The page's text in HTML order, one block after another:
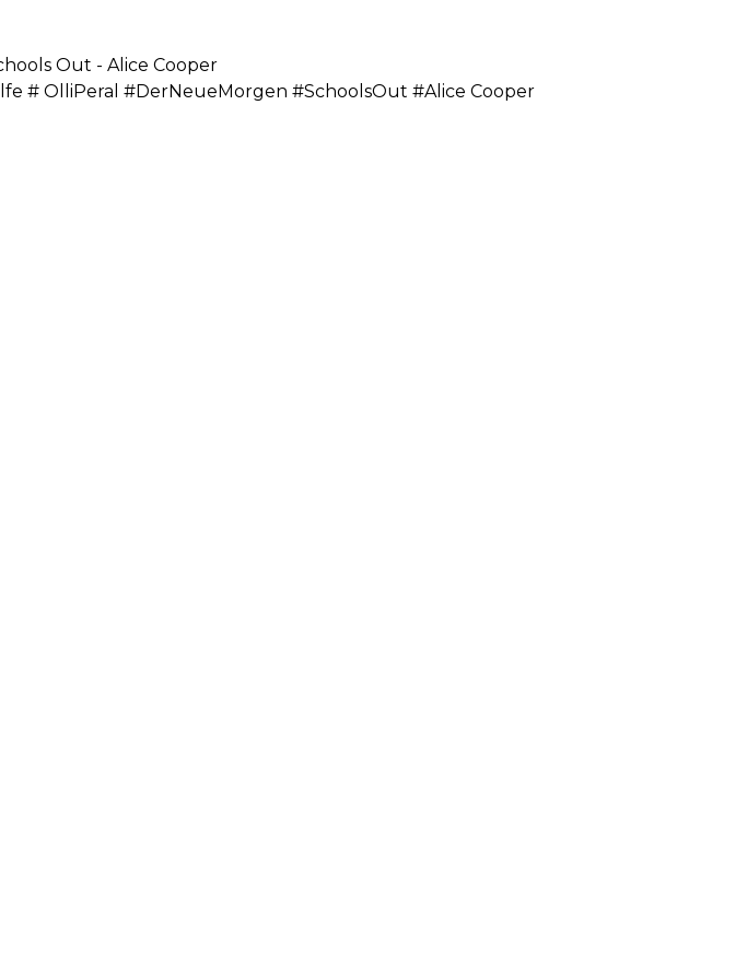
Out - Alice Cooper
# OlliPeral #DerNeueMorgen #SchoolsOut #Alice Cooper